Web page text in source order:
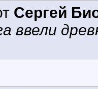
Сергей
ввели